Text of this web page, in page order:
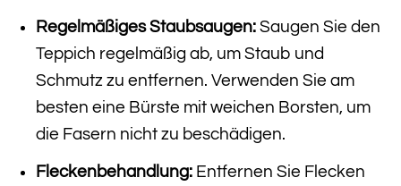
Regelmäßiges Staubsaugen:Saugen Sie den
Teppich regelmäßig ab, um Staub und
Schmutz zu entfernen. Verwenden Sie am
besten eine Bürste mit weichen Borsten, um
die Fasern nicht zu beschädigen.
Fleckenbehandlung:Entfernen Sie Flecken